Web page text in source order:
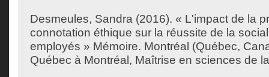
Desmeules, Sandra (2016). « L'impact de la
connotation éthique sur la réussite de la
employés » Mémoire. Montréal (Québec,
Québec à Montréal, Maîtrise en sciences de